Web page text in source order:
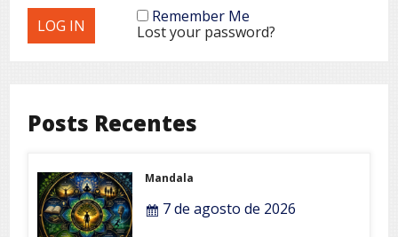
Remember Me
Lost your password?
Posts Recentes
Mandala
7 de agosto de 2026